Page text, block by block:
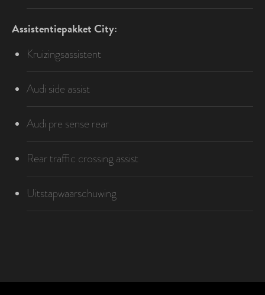
Assistentiepakket City:
Kruizingsassistent
Audi side assist
Audi pre sense rear
Rear traffic crossing assist
Uitstapwaarschuwing